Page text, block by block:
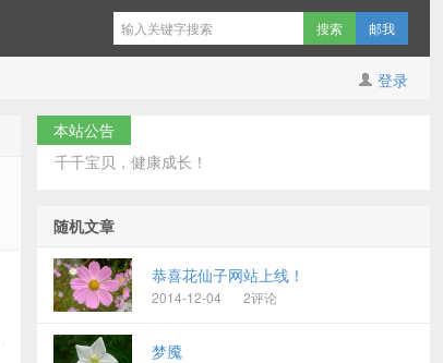
邮我
登录
本站公告
千千宝贝，健康成长！
随机文章
恭喜花仙子网站上线！
2014-12-04 2评论
梦魇